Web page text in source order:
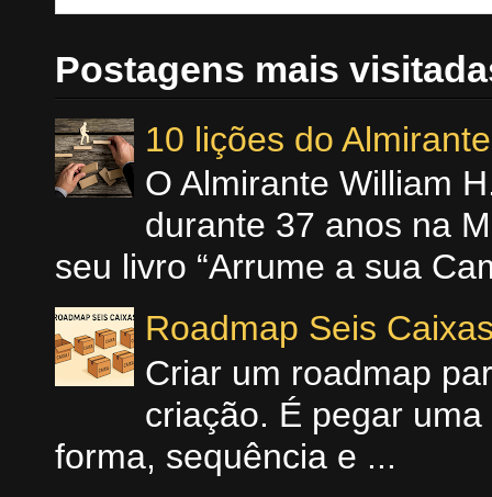
Postagens mais
10 lições do
O Almirante William
durante 37 anos na
seu livro “Arrume a sua
Roadmap Seis
Criar um roadmap
criação. É pegar
forma, sequência e ...